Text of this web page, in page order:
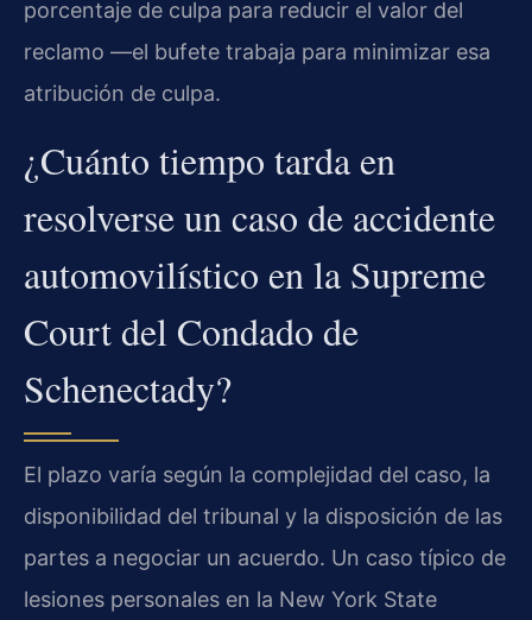
porcentaje de culpa para reducir el valor del
reclamo —el bufete trabaja para minimizar esa
atribución de culpa.
¿Cuánto tiempo tarda en
resolverse un caso de accidente
automovilístico en la Supreme
Court del Condado de
Schenectady?
El plazo varía según la complejidad del caso, la
disponibilidad del tribunal y la disposición de las
partes a negociar un acuerdo. Un caso típico de
lesiones personales en la New York State